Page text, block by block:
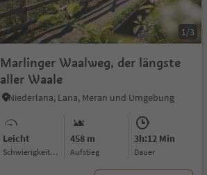
1/3
Marlinger Waalweg, der längste
aller Waale
Niederlana, Lana, Meran und Umgebung
Leicht
Schwierigkeitsgrad
458 m
Aufstieg
3h:12 Min
Dauer